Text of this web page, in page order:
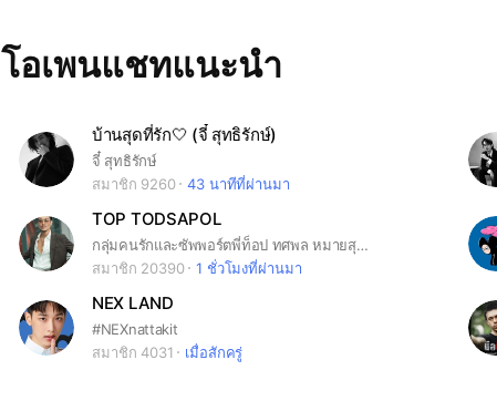
โอเพนแชทแนะนำ
บ้านสุดที่รัก🤍 (จี๋ สุทธิรักษ์)
จี๋ สุทธิรักษ์
สมาชิก 9260
43 นาทีที่ผ่านมา
TOP TODSAPOL
กลุ่มคนรักและซัพพอร์ตพี่ท็อป ทศพล หมายสุข#ด้อมต้มเล้งของพี่ท็อป
สมาชิก 20390
1 ชั่วโมงที่ผ่านมา
NEX LAND
#NEXnattakit
สมาชิก 4031
เมื่อสักครู่